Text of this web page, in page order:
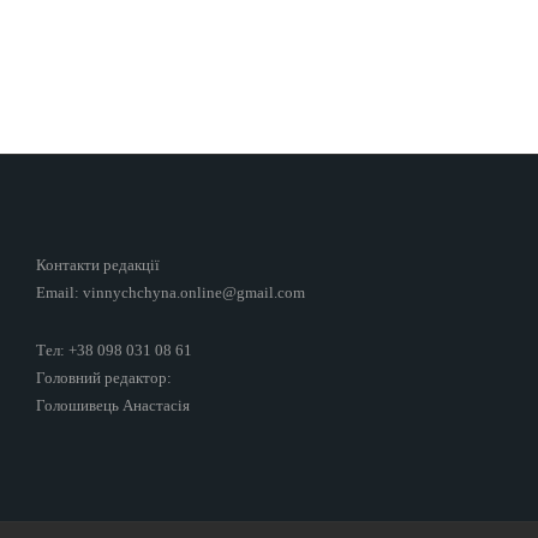
Контакти редакції
Email: vinnychchyna.online@gmail.com
Тел: +38 098 031 08 61
Головний редактор:
Голошивець Анастасія